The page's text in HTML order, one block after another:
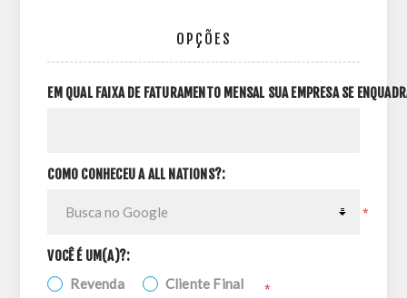
OPÇÕES
EM QUAL FAIXA DE FATURAMENTO MENSAL SUA EMPRESA SE
COMO CONHECEU A ALL NATIONS?:
*
VOCÊ É UM(A)?:
Revenda Cliente Final *